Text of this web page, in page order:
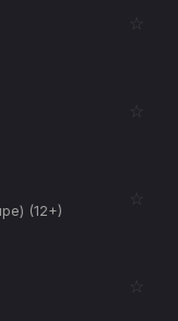
☆
☆
(12+)
☆
☆